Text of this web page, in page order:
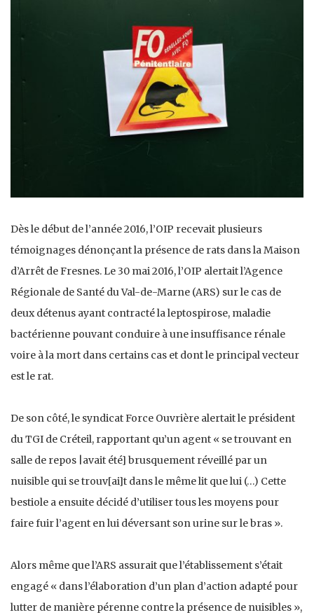
Dès le début de l’année 2016, l’OIP recevait plusieurs
témoignages dénonçant la présence de rats dans la Maison
d’Arrêt de Fresnes. Le 30 mai 2016, l’OIP alertait l’Agence
Régionale de Santé du Val-de-Marne (ARS) sur le cas de
deux détenus ayant contracté la leptospirose, maladie
bactérienne pouvant conduire à une insuffisance rénale
voire à la mort dans certains cas et dont le principal vecteur
est le rat.
De son côté, le syndicat Force Ouvrière alertait le président
du TGI de Créteil, rapportant qu’un agent « se trouvant en
salle de repos |avait été] brusquement réveillé par un
nuisible qui se trouv[ai]t dans le même lit que lui (…) Cette
bestiole a ensuite décidé d’utiliser tous les moyens pour
faire fuir l’agent en lui déversant son urine sur le bras ».
Alors même que l’ARS assurait que l’établissement s’était
engagé « dans l’élaboration d’un plan d’action adapté pour
lutter de manière pérenne contre la présence de nuisibles »,